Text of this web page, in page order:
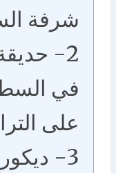
شرفة
2-
في
على
3-